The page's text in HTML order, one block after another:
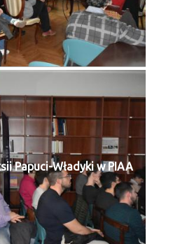
Papuci-Władyki w PIAA